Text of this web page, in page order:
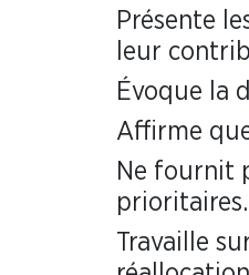
Présente
leur
Évoque la
Affirme
Ne fournit
prioritaires.
Travaille